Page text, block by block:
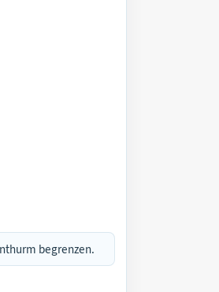
begrenzen.